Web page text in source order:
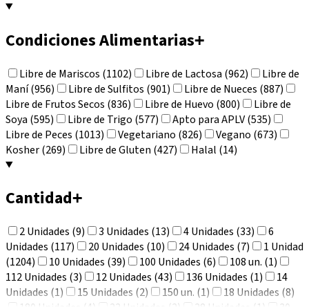
Condiciones Alimentarias+
Libre de Mariscos (1102) Libre de Lactosa (962)
Libre de
Maní (956)
Libre de Sulfitos (901)
Libre de Nueces (887)
Libre de Frutos Secos (836)
Libre de Huevo (800)
Libre de
Soya (595)
Libre de Trigo (577)
Apto para APLV (535)
Libre de Peces (1013)
Vegetariano (826)
Vegano (673)
Kosher (269)
Libre de Gluten (427) Halal (14)
Cantidad+
2 Unidades (9) 3 Unidades (13) 4 Unidades (33)
6
Unidades (117)
20 Unidades (10) 24 Unidades (7)
1 Unidad
(1204)
10 Unidades (39) 100 Unidades (6)
108 un. (1)
112 Unidades (3)
12 Unidades (43) 136 Unidades (1)
14
Unidades (1)
15 Unidades (2) 150 un. (1)
18 Unidades (8)